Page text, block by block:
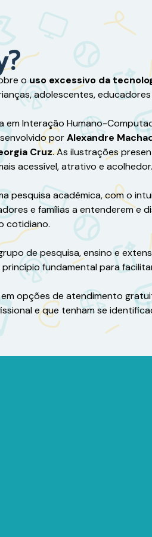
ouso excessivo da
adolescentes,
em Interação Humano-
porAlexandre
Cruz. As ilustrações
acessível, atrativo e acolhedor.
pesquisa acadêmica, com o
e famílias a entenderem e
cotidiano.
de pesquisa, ensino e
fundamental para
opções de atendimento
e que tenham se